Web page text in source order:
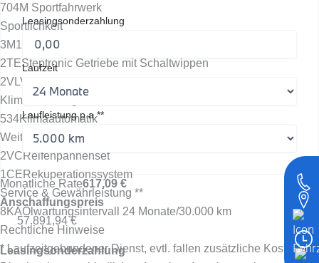
704M Sportfahrwerk
Sportlichkeit
3M1 M Sportbremse, dunkelblau metallic
2TESteptronic Getriebe mit Schaltwippen
2VLVariable Sportlenkung
Klima/ Heizung
534Klimaautomatik
Weiteres
2VCReifenpannenset
1CE Rekuperationssystem
Service & Gewährleistung **
8KAÖlwartungsintervall 24 Monate/30.000 km
Rechtliche Hinweise
* Laufzeitgebundener Dienst, evtl. fallen zusätzliche Kosten an.
Leasingsonderzahlung
Laufzeit
Laufleistung p.a.**
Monatliche Rate617,09 €
Anschaffungspreis
57.891,94 €
Leasingsonderzahlung